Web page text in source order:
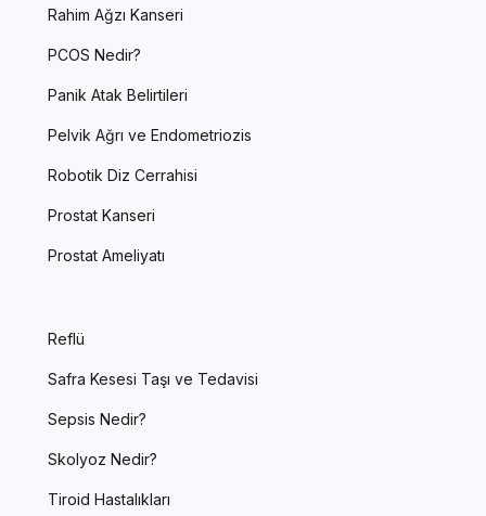
Rahim Ağzı Kanseri
PCOS Nedir?
Panik Atak Belirtileri
Pelvik Ağrı ve Endometriozis
Robotik Diz Cerrahisi
Prostat Kanseri
Prostat Ameliyatı
Reflü
Safra Kesesi Taşı ve Tedavisi
Sepsis Nedir?
Skolyoz Nedir?
Tiroid Hastalıkları